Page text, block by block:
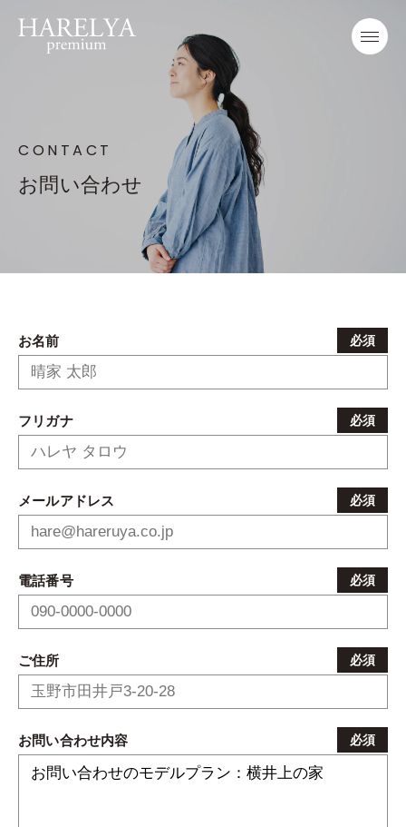
CONTACT
お問い合わせ
お名前 必須
フリガナ 必須
メールアドレス 必須
電話番号 必須
ご住所 必須
お問い合わせ内容 必須